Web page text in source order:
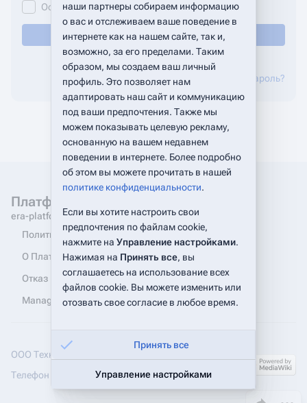
Поделиться
Оставаться в системе
Войти
Помощь по входу
Сбросить ваш пароль?
Платформа Эра. Документация
era-platform.ru
Политика конфиденциальности
О Платформа Эра. Документации
Отказ от ответственности
Manage cookie preferences
ООО Технологии коммуникаций
Телефон для связи:+7 (495) 245-50-35
наши партнеры собираем информацию
о вас и отслеживаем ваше поведение в
интернете как на нашем сайте, так и,
возможно, за его пределами. Таким
образом, мы создаем ваш личный
профиль. Это позволяет нам
адаптировать наш сайт и коммуникацию
под ваши предпочтения. Также мы
можем показывать целевую рекламу,
основанную на вашем недавнем
поведении в интернете. Более подробно
об этом вы можете прочитать в нашей
политике конфиденциальности.
Если вы хотите настроить свои
предпочтения по файлам cookie,
нажмите на Управление настройками.
Нажимая на Принять все, вы
соглашаетесь на использование всех
файлов cookie. Вы можете изменить или
отозвать свое согласие в любое время.
Принять все
Управление настройками